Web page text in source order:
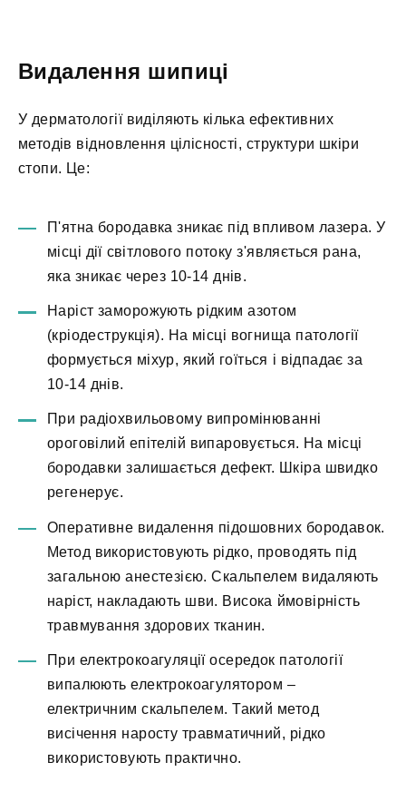
Видалення шипиці
У дерматології виділяють кілька ефективних
методів відновлення цілісності, структури шкіри
стопи. Це:
П'ятна бородавка зникає під впливом лазера. У
місці дії світлового потоку з'являється рана,
яка зникає через 10-14 днів.
Наріст заморожують рідким азотом
(кріодеструкція). На місці вогнища патології
формується міхур, який гоїться і відпадає за
10-14 днів.
При радіохвильовому випромінюванні
ороговілий епітелій випаровується. На місці
бородавки залишається дефект. Шкіра швидко
регенерує.
Оперативне видалення підошовних бородавок.
Метод використовують рідко, проводять під
загальною анестезією. Скальпелем видаляють
наріст, накладають шви. Висока ймовірність
травмування здорових тканин.
При електрокоагуляції осередок патології
випалюють електрокоагулятором –
електричним скальпелем. Такий метод
висічення наросту травматичний, рідко
використовують практично.